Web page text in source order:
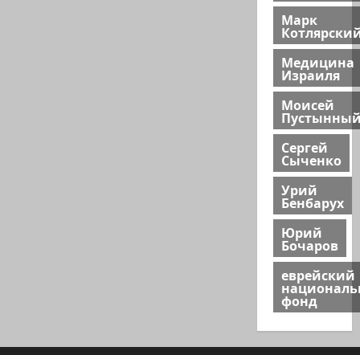
Марк
Медицина
Израиля
Моисей
Сергей
Сыченко
Урий
Бенбарух
Юрий
Бочаров
еврейский
фонд